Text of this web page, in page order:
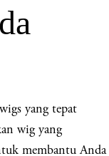
yang tepat
wig yang
membantu Anda